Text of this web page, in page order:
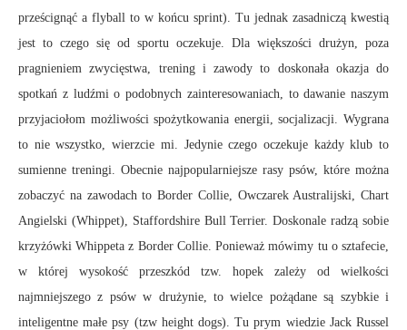
prześcignąć a flyball to w końcu sprint). Tu jednak zasadniczą kwestią
jest to czego się od sportu oczekuje. Dla większości drużyn, poza
pragnieniem zwycięstwa, trening i zawody to doskonała okazja do
spotkań z ludźmi o podobnych zainteresowaniach, to dawanie naszym
przyjaciołom możliwości spożytkowania energii, socjalizacji. Wygrana
to nie wszystko, wierzcie mi. Jedynie czego oczekuje każdy klub to
sumienne treningi. Obecnie najpopularniejsze rasy psów, które można
zobaczyć na zawodach to Border Collie, Owczarek Australijski, Chart
Angielski (Whippet), Staffordshire Bull Terrier. Doskonale radzą sobie
krzyżówki Whippeta z Border Collie. Ponieważ mówimy tu o sztafecie,
w której wysokość przeszkód tzw. hopek zależy od wielkości
najmniejszego z psów w drużynie, to wielce pożądane są szybkie i
inteligentne małe psy (tzw height dogs). Tu prym wiedzie Jack Russel